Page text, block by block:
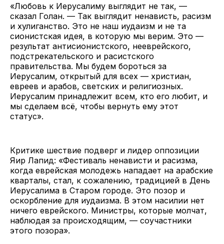
«Любовь к Иерусалиму выглядит не так, —
сказал Голан. — Так выглядит ненависть, расизм
и хулиганство. Это не наш иудаизм и не та
сионистская идея, в которую мы верим. Это —
результат антисионистского, нееврейского,
подстрекательского и расистского
правительства. Мы будем бороться за
Иерусалим, открытый для всех — христиан,
евреев и арабов, светских и религиозных.
Иерусалим принадлежит всем, кто его любит, и
мы сделаем всё, чтобы вернуть ему этот
статус».
Критике шествие подверг и лидер оппозиции
Яир Лапид: «Фестиваль ненависти и расизма,
когда еврейская молодежь нападает на арабские
кварталы, стал, к сожалению, традицией в День
Иерусалима в Старом городе. Это позор и
оскорбление для иудаизма. В этом насилии нет
ничего еврейского. Министры, которые молчат,
наблюдая за происходящим, — соучастники
этого позора».